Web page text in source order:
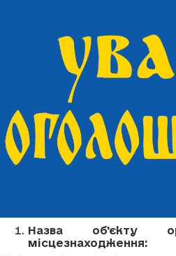
Назва об'єкту
місцезнаходження: